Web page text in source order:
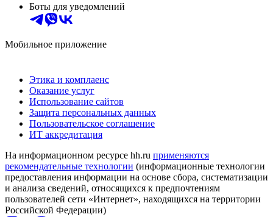
Боты для уведомлений
Мобильное приложение
Этика и комплаенс
Оказание услуг
Использование сайтов
Защита персональных данных
Пользовательское соглашение
ИТ аккредитация
На информационном ресурсе hh.ru применяются
рекомендательные технологии (информационные технологии
предоставления информации на основе сбора, систематизации
и анализа сведений, относящихся к предпочтениям
пользователей сети «Интернет», находящихся на территории
Российской Федерации)